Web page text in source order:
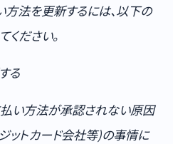
方法を更新するには、以下の
ください。
る
い方法が承認されない原因
ットカード会社等)の事情に